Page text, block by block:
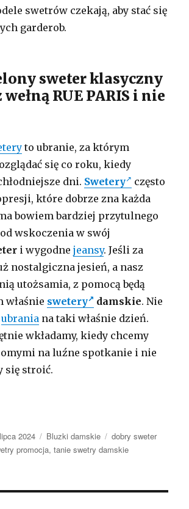
swetrów czekają, aby stać się
garderob.
sweter klasyczny
RUE PARIS i nie
to ubranie, za którym
się co roku, kiedy
dni. Swetery
często
które dobrze zna każda
bowiem bardziej przytulnego
wskoczenia w swój
i wygodnejeansy. Jeśli za
nostalgiczna jesień, a nasz
utożsamia, z pomocą będą
właśnie swetery damskie. Nie
ubrania na taki właśnie dzień.
wkładamy, kiedy chcemy
na luźne spotkanie i nie
się stroić.
2024 Kategorie
Bluzki damskie Tagi
dobry sweter
promocja,tanie swetry damskie